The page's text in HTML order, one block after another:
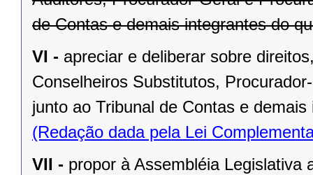
de Contas e demais integrantes do
VI - apreciar e deliberar sobre
Conselheiros Substitutos,
junto ao Tribunal de Contas e
(Redação dada pela Lei
VII - propor à Assembléia Legislativa